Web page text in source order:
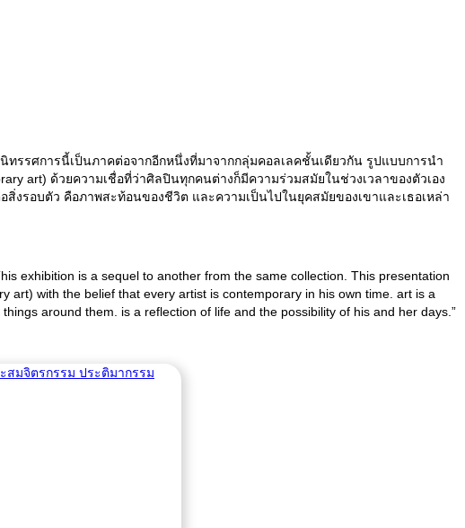
รรศการนี้เป็นภาคต่อจากอีกหนึ่งที่มาจากกลุ่มคอลเลคชั้นเดียวกัน รูปแบบการนำ
art) ด้วยความเชื่อที่ว่าศิลปินทุกคนต่างก็มีความร่วมสมัยในช่วงเวลาของตัวเอง
งรอบตัว คือภาพสะท้อนของชีวิต และความเป็นไปในยุคสมัยของเขาและเธอเหล่า
exhibition is a sequel to another from the same collection. This presentation
with the belief that every artist is contemporary in his own time. art is a
around them. is a reflection of life and the possibility of his and her days.”